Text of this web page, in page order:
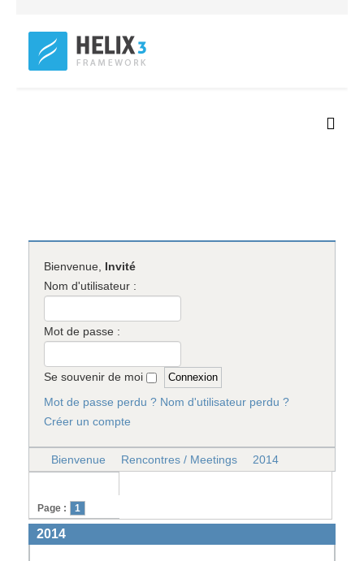
Bienvenue, Invité
Nom d'utilisateur :
Mot de passe :
Se souvenir de moi
Mot de passe perdu ? Nom d'utilisateur perdu ?
Créer un compte
Bienvenue Rencontres / Meetings 2014
Page : 1
2014